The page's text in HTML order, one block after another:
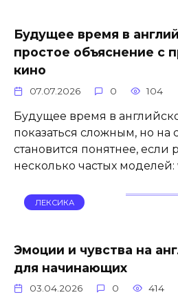
Будущее время в
простое объяснение с
кино
07.07.2026 0 104
Будущее время в
показаться сложным, но на
становится понятнее, если
несколько частых моделей:
ЛЕКСИКА
Эмоции и чувства на
для начинающих
03.04.2026 0 414